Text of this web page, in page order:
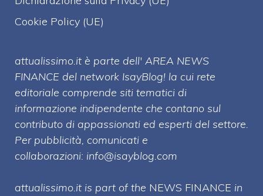
Cookie Policy (UE)
attualissimo.it è parte dell' AREA NEWS
FINANCE del network IsayBlog! la cui rete
editoriale comprende siti tematici di
informazione indipendente che contano sul
contributo di appassionati ed esperti del settore.
Per pubblicità, comunicati e
collaborazioni: info@isayblog.com
attualissimo.it is part of the NEWS FINANCE in